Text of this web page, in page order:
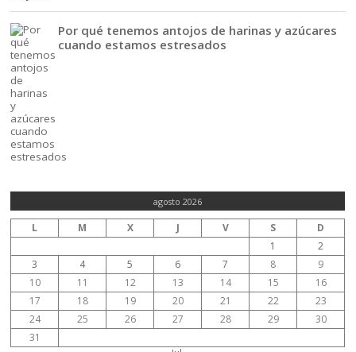
Por qué tenemos antojos de harinas y azúcares
cuando estamos estresados
agosto 2026
L M X J V S
D
1
2
3
4 5 6 7 8
9
10
11 12 13 14 15
16
17
18 19 20 21 22
23
24
25 26 27 28 29
30
31